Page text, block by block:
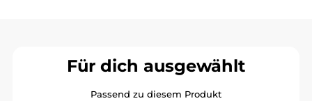
Für dich ausgewählt
Passend zu diesem Produkt